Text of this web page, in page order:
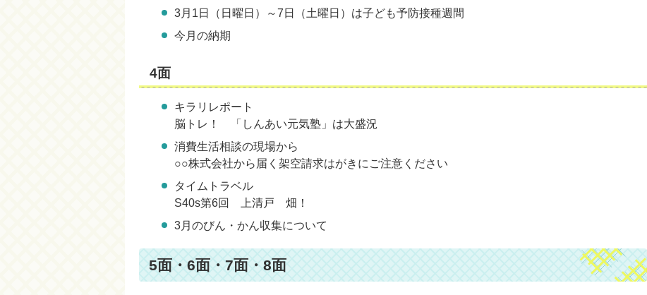
3月1日（日曜日）～7日（土曜日）は子ども予防接種週間
今月の納期
4面
キラリレポート
脳トレ！ 「しんあい元気塾」は大盛況
消費生活相談の現場から
○○株式会社から届く架空請求はがきにご注意ください
タイムトラベル
S40s第6回 上清戸 畑！
3月のびん・かん収集について
5面・6面・7面・8面